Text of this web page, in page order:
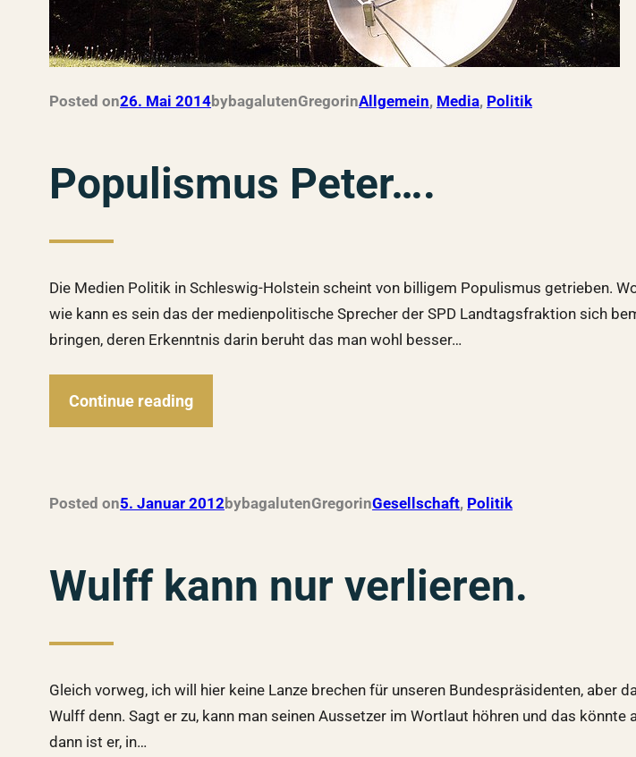
Posted on26. Mai 2014bybagalutenGregorinAllgemein, Media, Politik
Populismus Peter….
Die Medien Politik in Schleswig-Holstein scheint von billigem Populismus getrieben.
wie kann es sein das der medienpolitische Sprecher der SPD Landtagsfraktion sich
bringen, deren Erkenntnis darin beruht das man wohl besser…
Continue reading
Posted on5. Januar 2012bybagalutenGregorinGesellschaft, Politik
Wulff kann nur verlieren.
Gleich vorweg, ich will hier keine Lanze brechen für unseren Bundespräsidenten,
Wulff denn. Sagt er zu, kann man seinen Aussetzer im Wortlaut höhren und das
dann ist er, in…